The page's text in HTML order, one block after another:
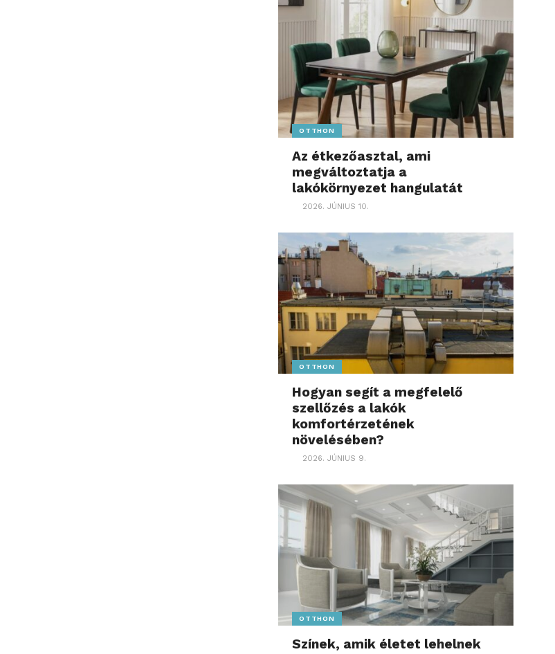
OTTHON
Az étkezőasztal, ami
megváltoztatja a
lakókörnyezet hangulatát
2026. JÚNIUS 10.
OTTHON
Hogyan segít a megfelelő
szellőzés a lakók
komfortérzetének
növelésében?
2026. JÚNIUS 9.
OTTHON
Színek, amik életet lehelnek